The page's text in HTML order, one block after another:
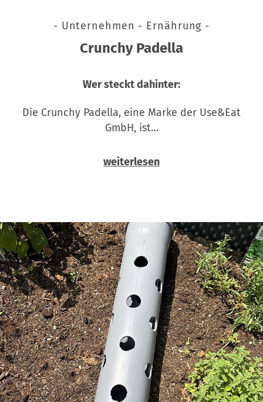
- Unternehmen - Ernährung -
Crunchy Padella
Wer steckt dahinter:
Die Crunchy Padella, eine Marke der Use&Eat
GmbH, ist…
weiterlesen